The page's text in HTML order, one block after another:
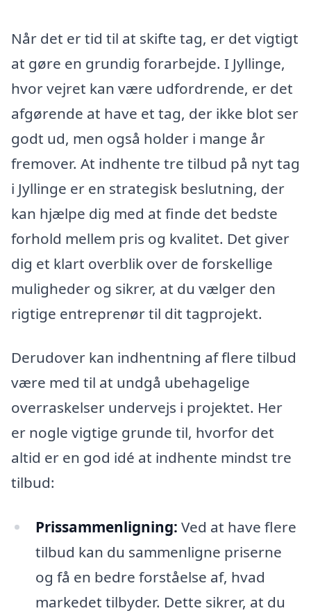
Når det er tid til at skifte tag, er det vigtigt
at gøre en grundig forarbejde. I Jyllinge,
hvor vejret kan være udfordrende, er det
afgørende at have et tag, der ikke blot ser
godt ud, men også holder i mange år
fremover. At indhente tre tilbud på nyt tag
i Jyllinge er en strategisk beslutning, der
kan hjælpe dig med at finde det bedste
forhold mellem pris og kvalitet. Det giver
dig et klart overblik over de forskellige
muligheder og sikrer, at du vælger den
rigtige entreprenør til dit tagprojekt.
Derudover kan indhentning af flere tilbud
være med til at undgå ubehagelige
overraskelser undervejs i projektet. Her
er nogle vigtige grunde til, hvorfor det
altid er en god idé at indhente mindst tre
tilbud:
Prissammenligning: Ved at have flere
tilbud kan du sammenligne priserne
og få en bedre forståelse af, hvad
markedet tilbyder. Dette sikrer, at du